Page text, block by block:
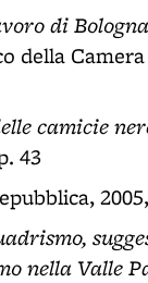
di
della
camicie
43
nella Valle